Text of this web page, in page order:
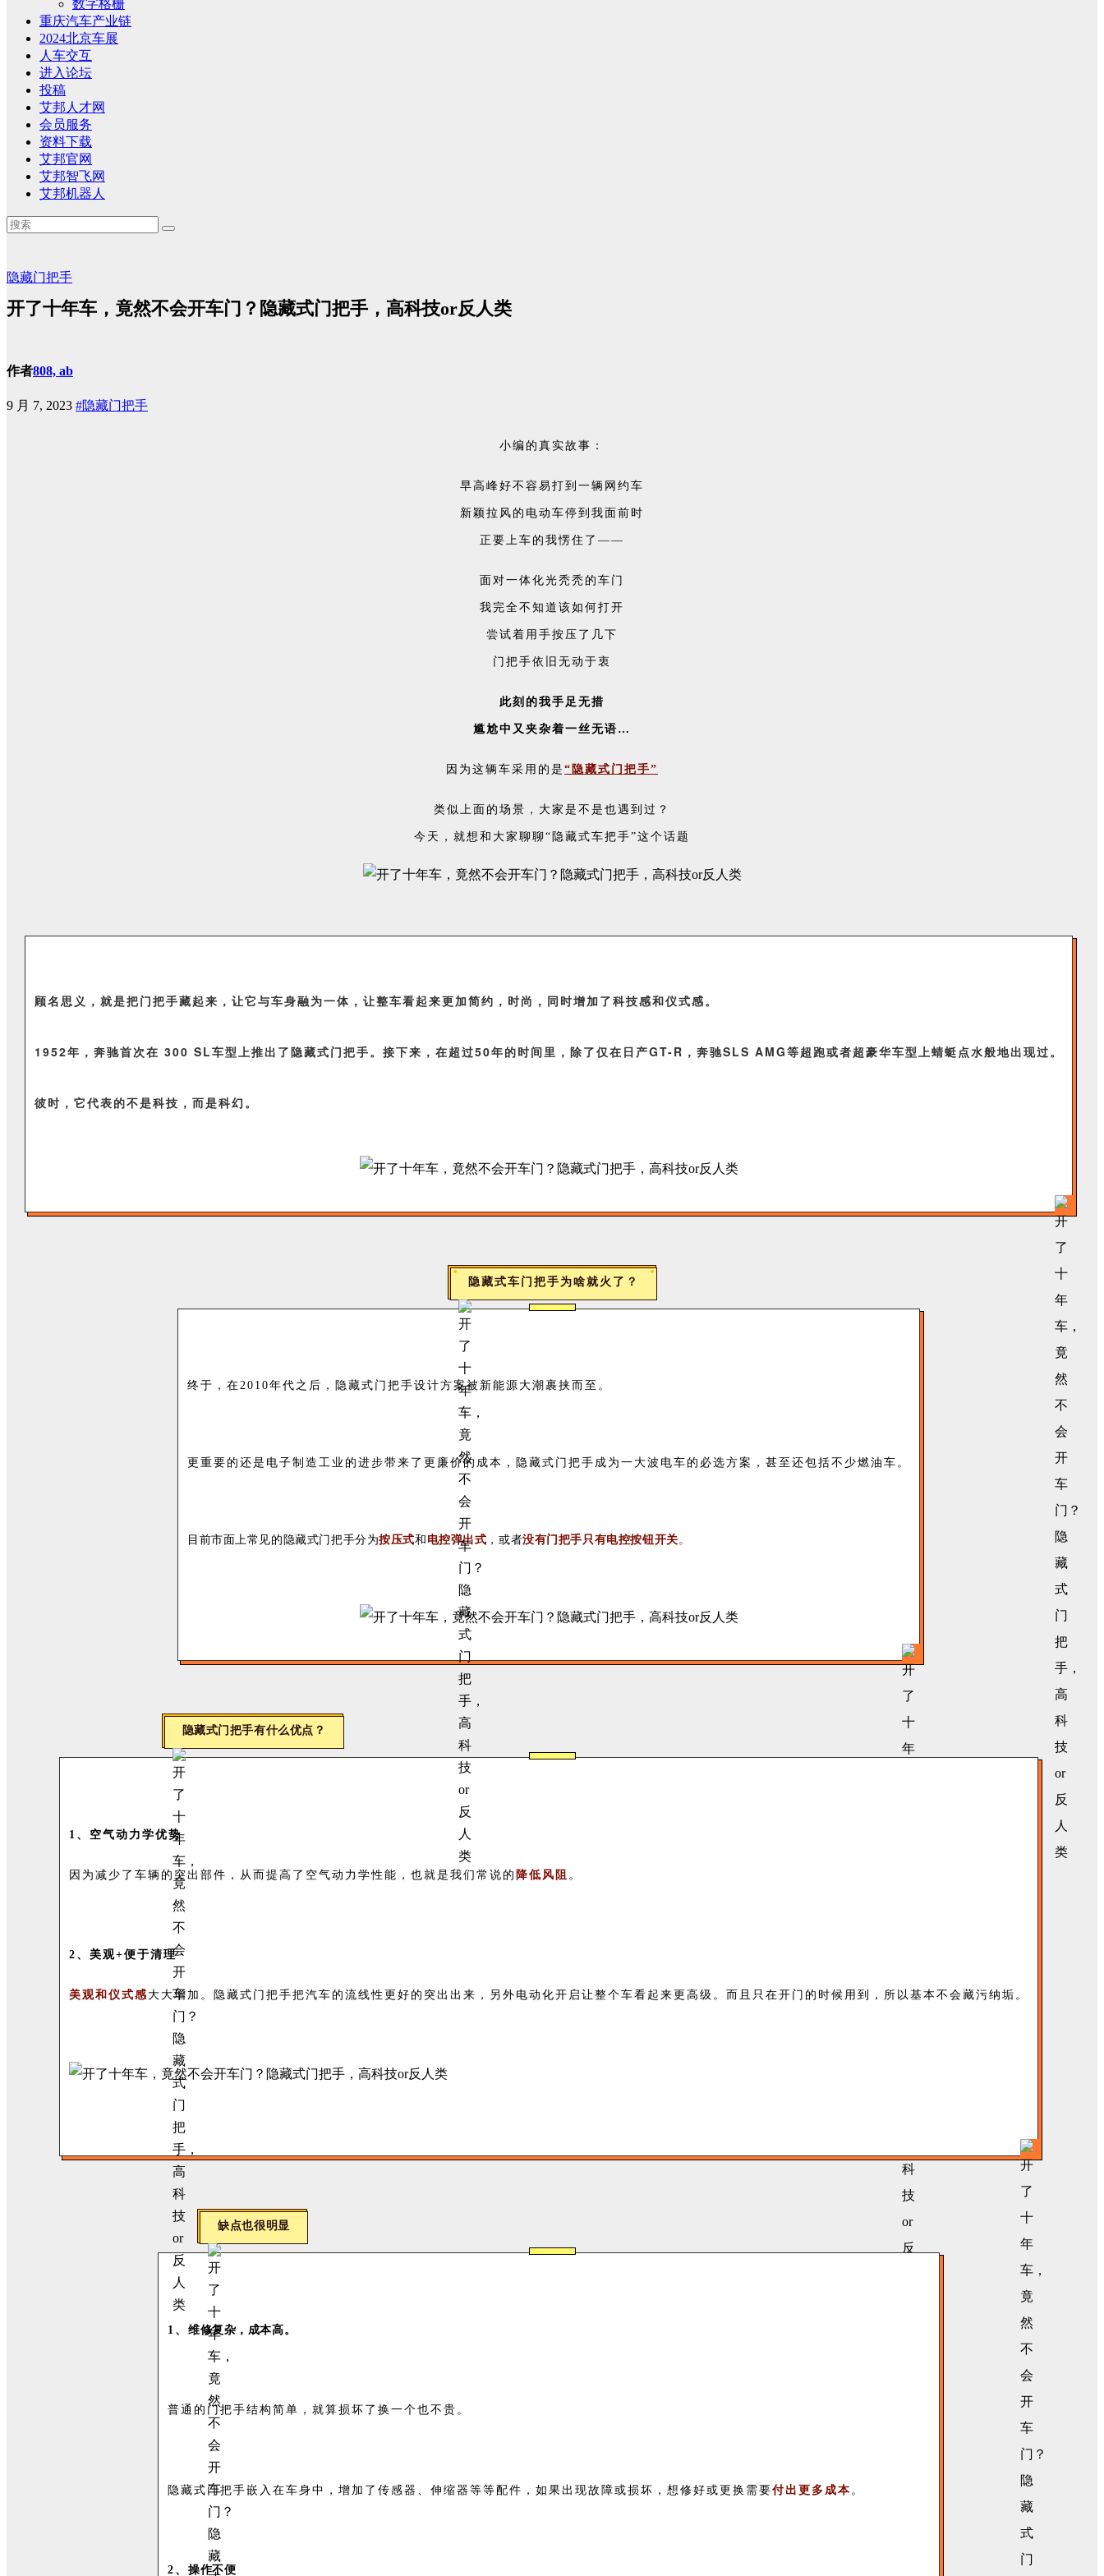
数字格栅
重庆汽车产业链
2024北京车展
人车交互
进入论坛
投稿
艾邦人才网
会员服务
资料下载
艾邦官网
艾邦智飞网
艾邦机器人
隐藏门把手
开了十年车，竟然不会开车门？隐藏式门把手，高科技or反人类
作者808, ab
9 月 7, 2023 #隐藏门把手
小编的 真实故事：
早高峰好不容易打到一辆网约车
新颖拉风的电动车停到我面前时
正要上车的我愣住了——
面对一体化光秃秃的车门
我完全不知道该如何打开
尝试着用手按压了几下
门把手依旧无动于衷
此刻的我手足无措
尴尬中又夹杂着一丝无语…
因为这辆车采用的是 “隐藏式门把手”
类似上面的场景，大家是不是也遇到过？
今天，就想和大家聊聊“隐藏式车把手”这个话题
顾名思义，就是把门把手藏起来，让它与车身融为一体，让整车看起来更加简约，时尚，同时增加了科技感和仪式感。
1952年，奔驰首次在 300 SL车型上推出了隐藏式门把手。接下来，在超过50年的时间里，除了仅在日产GT-R，奔驰SLS AMG等超跑或者超豪华车型上蜻蜓点水般地出现过。
彼时，它代表的不是科技，而是科幻。
隐藏式车门把手为啥就火了？
终于，在2010年代之后，隐藏式门把手设计方案被新能源大潮裹挟而至。
更重要的还是电子制造工业的进步带来了更廉价的成本，隐藏式门把手成为一大波电车的必选方案，甚至还包括不少燃油车。
目前市面上常见的隐藏式门把手分为按压式和 电控弹出式 ，或者没有门把手只有电控按钮开关 。
隐藏式门把手有什么优点？
1、空气动力学优势
因为减少了车辆的突出部件，从而提高了空气动力学性能，也就是我们常说的 降低风阻 。
2、美观+便于清理
美观和仪式感 大大增加。隐藏式门把手把汽车的流线性更好的突出出来，另外电动化开启让整个车看起来更高级。而且 只在开门的时候用到，所以基本不会藏污纳垢。
缺点也很明显
1、 维修复杂，成本高。
普通的门把手结构简单，就算损坏了换一个也不贵。
隐藏式门把手嵌入在车身中，增加了传感器、伸缩器等等配件，如果出现故障或损坏，想修好或更换需要付出更多成本 。
2、 操作不便